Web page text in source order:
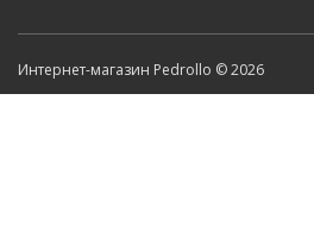
Интернет-магазин Pedrollo © 2026